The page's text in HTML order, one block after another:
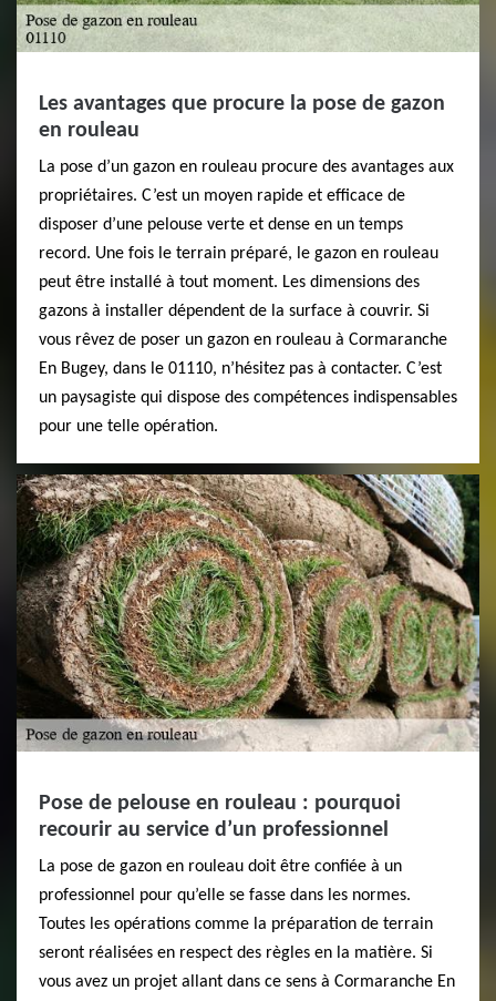
Les avantages que procure la pose de gazon
en rouleau
La pose d’un gazon en rouleau procure des avantages aux
propriétaires. C’est un moyen rapide et efficace de
disposer d’une pelouse verte et dense en un temps
record. Une fois le terrain préparé, le gazon en rouleau
peut être installé à tout moment. Les dimensions des
gazons à installer dépendent de la surface à couvrir. Si
vous rêvez de poser un gazon en rouleau à Cormaranche
En Bugey, dans le 01110, n’hésitez pas à contacter. C’est
un paysagiste qui dispose des compétences indispensables
pour une telle opération.
Pose de pelouse en rouleau : pourquoi
recourir au service d’un professionnel
La pose de gazon en rouleau doit être confiée à un
professionnel pour qu’elle se fasse dans les normes.
Toutes les opérations comme la préparation de terrain
seront réalisées en respect des règles en la matière. Si
vous avez un projet allant dans ce sens à Cormaranche En